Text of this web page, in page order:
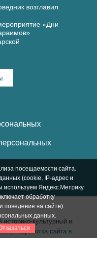
возглавил
«Дни
культурный и
|Разработка сайта в
посещаемости сайта.
(cookie, IP-адрес и
Яндекс.Метрику
обработку
поведение на сайте).
данных.